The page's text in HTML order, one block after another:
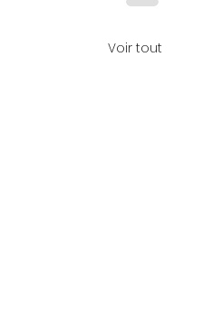
Voir tout